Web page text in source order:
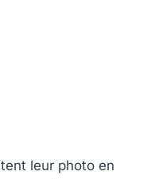
leur photo en